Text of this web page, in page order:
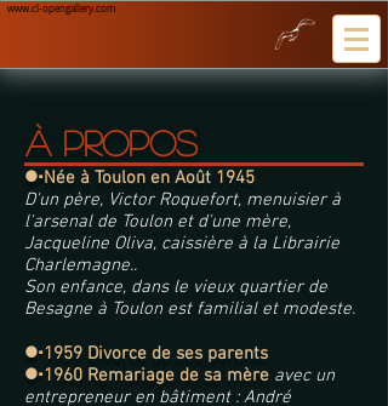
www.cl-opengallery.com
À Propos
lNée à Toulon en Août 1945
D'un père, Victor Roquefort, menuisier à
l'arsenal de Toulon et d'une mère,
Jacqueline Oliva, caissière à la Librairie
Charlemagne..
Son enfance, dans le vieux quartier de
Besagne à Toulon est familial et modeste.
l1959 Divorce de ses parents
l1960 Remariage de sa mère avec un
entrepreneur en bâtiment : André